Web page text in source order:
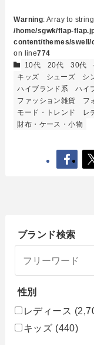
Warning: Array to
/home/sgwk/flap-
content/themes/
on line774
10代
20代 30代
キッズ
シューズ シ
ハイブランド系
ハイ
ファッション雑貨
フ
モード・トレンド
レ
財布・ケース・小物
ブランド検索
性別
レディース
キッズ (440)